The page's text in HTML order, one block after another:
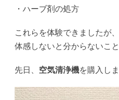
・ハーブ剤の処方
これらを体験できましたが、
体感しないと分からないこ
先日、 空気清浄機を購入しま